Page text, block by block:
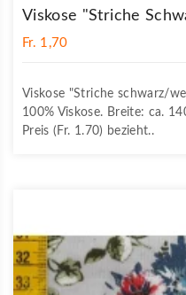
Viskose "Striche
Fr. 1,70
Viskose "Striche schwarz/
100% Viskose. Breite: ca.
Preis (Fr. 1.70) bezieht..